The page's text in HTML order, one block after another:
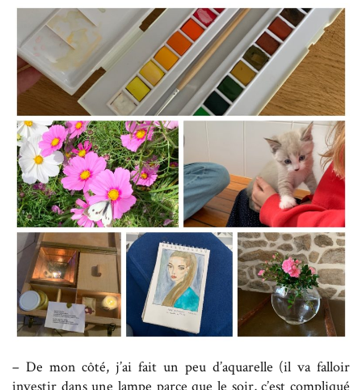
– De mon côté, j’ai fait un peu d’aquarelle (il va falloir